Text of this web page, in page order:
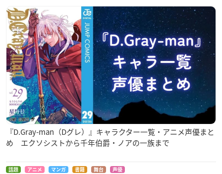
『D.Gray-man（Dグレ）』キャラクター一覧・アニメ声優まと
め エクソシストから千年伯爵・ノアの一族まで
話題 アニメ マンガ 書籍 舞台 声優